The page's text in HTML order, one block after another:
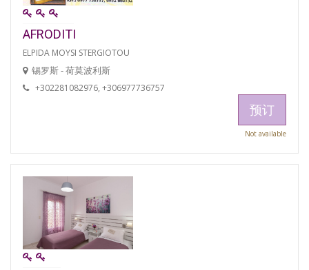
AFRODITI
ELPIDA MOYSI STERGIOTOU
锡罗斯 - 荷莫波利斯
+302281082976, +306977736757
预订
Not available